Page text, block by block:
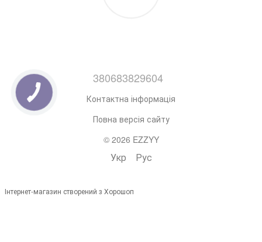
380683829604
Контактна інформація
Повна версія сайту
© 2026 EZZYY
Укр Рус
Інтернет-магазин створений з Хорошоп